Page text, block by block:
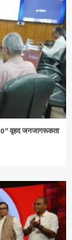
वृहद जनजागरूकता